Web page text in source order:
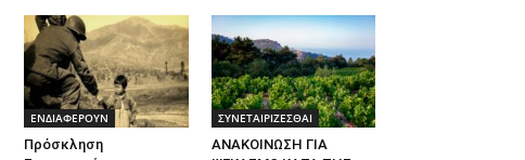
ΕΝΔΙΑΦΕΡΟΥΝ
Πρόσκληση
ΣΥΝΕΤΑΙΡΙΖΕΣΘΑΙ
ΑΝΑΚΟΙΝΩΣΗ ΓΙΑ